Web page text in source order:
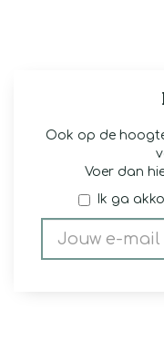
Ook op de
Voer dan
Ik ga